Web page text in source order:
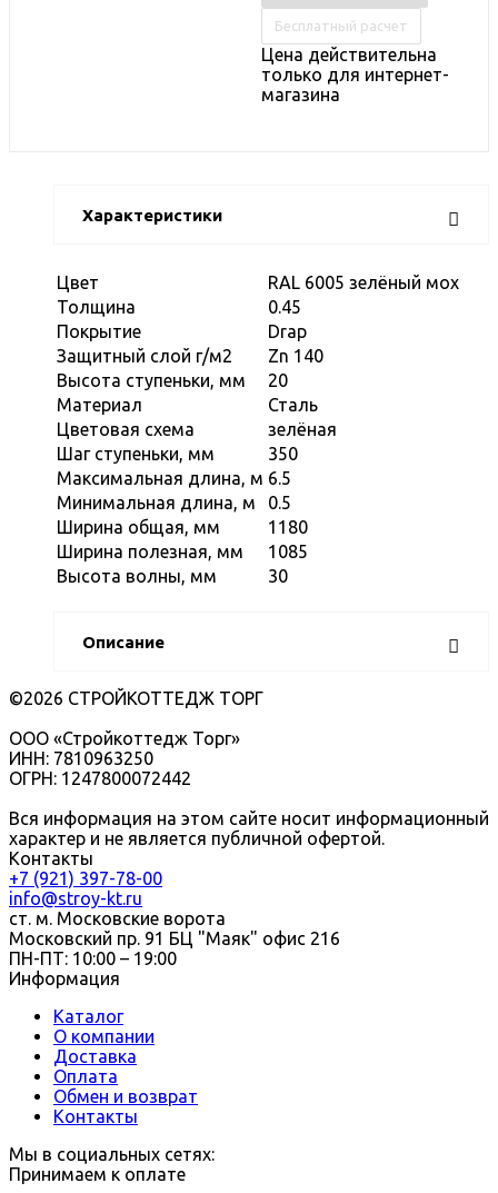
Бесплатный расчет
Цена действительна
только для интернет-
магазина
Характеристики
Цвет
RAL 6005 зелёный мох
Толщина
0.45
Покрытие
Drap
Защитный слой г/м2
Zn 140
Высота ступеньки, мм
20
Материал
Сталь
Цветовая схема
зелёная
Шаг ступеньки, мм
350
Максимальная длина, м 6.5
Минимальная длина, м
0.5
Ширина общая, мм
1180
Ширина полезная, мм
1085
Высота волны, мм
30
Описание
©2026 СТРОЙКОТТЕДЖ ТОРГ
ООО «Стройкоттедж Торг»
ИНН: 7810963250
ОГРН: 1247800072442
Вся информация на этом сайте носит информационный
характер и не является публичной офертой.
Контакты
+7 (921) 397-78-00
info@stroy-kt.ru
ст. м. Московские ворота
Московский пр. 91 БЦ "Маяк" офис 216
ПН-ПТ: 10:00 – 19:00
Информация
Каталог
О компании
Доставка
Оплата
Обмен и возврат
Контакты
Мы в социальных сетях:
Принимаем к оплате